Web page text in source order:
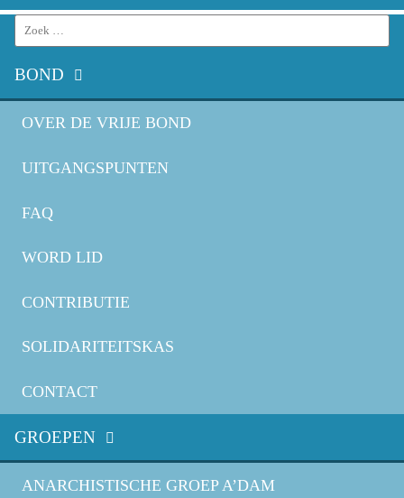
Search
for:
BOND
OVER DE VRIJE BOND
UITGANGSPUNTEN
FAQ
WORD LID
CONTRIBUTIE
SOLIDARITEITSKAS
CONTACT
GROEPEN
ANARCHISTISCHE GROEP A’DAM